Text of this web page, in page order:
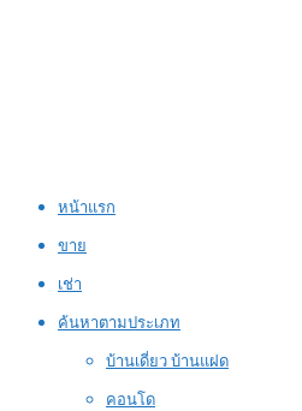
หน้าแรก
ขาย
เช่า
ค้นหาตามประเภท
บ้านเดี่ยว บ้านแฝด
คอนโด